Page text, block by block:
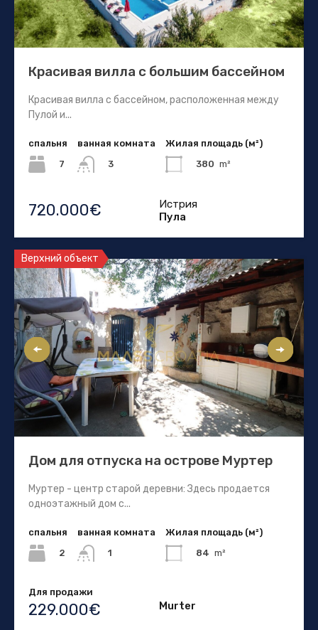
Красивая вилла с большим бассейном
Красивая вилла с бассейном, расположенная между
Пулой и...
спальня
7
ванная комната
3
Жилая площадь (м²)
380 m²
720.000€
Истрия
Пула
Верхний объект
Дом для отпуска на острове Муртер
Муртер - центр старой деревни: Здесь продается
одноэтажный дом с...
спальня
2
ванная комната
1
Жилая площадь (м²)
84 m²
Для продажи
229.000€ Murter